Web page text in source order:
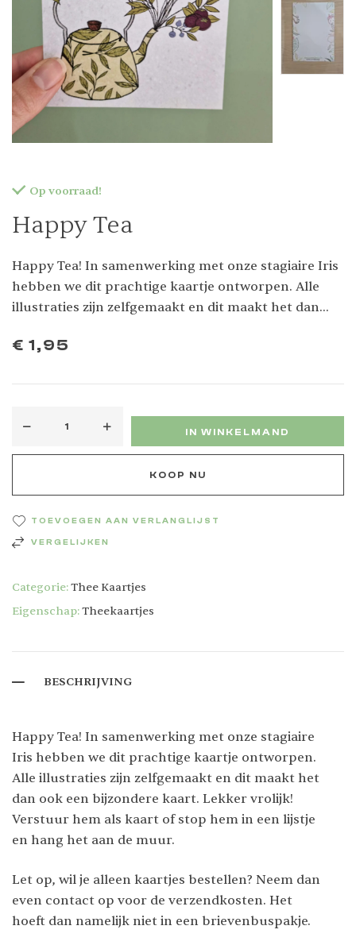
Op voorraad!
Happy Tea
Happy Tea! In samenwerking met onze stagiaire Iris
hebben we dit prachtige kaartje ontworpen. Alle
illustraties zijn zelfgemaakt en dit maakt het dan
hem als kaart of stop hem in een lijstje en hang het
€ 1,95
IN WINKELMAND
KOOP NU
TOEVOEGEN AAN VERLANGLIJST
VERGELIJKEN
Categorie:Thee Kaartjes
Eigenschap:Theekaartjes
BESCHRIJVING
Happy Tea! In samenwerking met onze stagiaire
Iris hebben we dit prachtige kaartje ontworpen.
Alle illustraties zijn zelfgemaakt en dit maakt het
dan ook een bijzondere kaart. Lekker vrolijk!
Verstuur hem als kaart of stop hem in een lijstje
en hang het aan de muur.
Let op, wil je alleen kaartjes bestellen? Neem dan
even contact op voor de verzendkosten. Het
hoeft dan namelijk niet in een brievenbuspakje.